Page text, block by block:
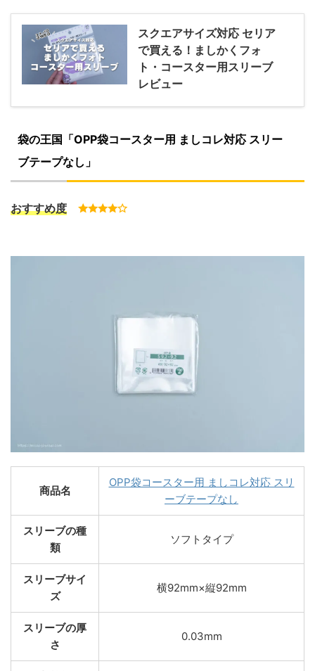
スクエアサイズ対応 セリア
で買える！ましかくフォ
ト・コースター用スリーブ
レビュー
袋の王国「OPP袋コースター用 ましコレ対応 スリー
ブテープなし」
おすすめ度
商品名
OPP袋コースター用 ましコレ対応 スリ
ーブテープなし
スリーブの種
類
ソフトタイプ
スリーブサイ
ズ
横92mm×縦92mm
スリーブの厚
さ
0.03mm